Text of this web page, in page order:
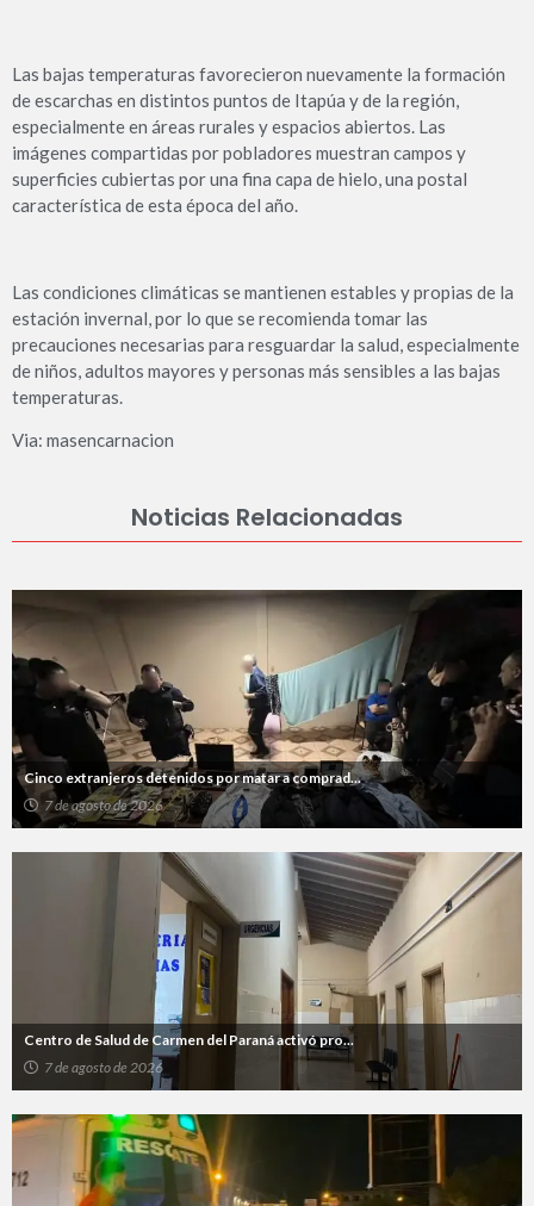
Las bajas temperaturas favorecieron nuevamente la formación
de escarchas en distintos puntos de Itapúa y de la región,
especialmente en áreas rurales y espacios abiertos. Las
imágenes compartidas por pobladores muestran campos y
superficies cubiertas por una fina capa de hielo, una postal
característica de esta época del año.
Las condiciones climáticas se mantienen estables y propias de la
estación invernal, por lo que se recomienda tomar las
precauciones necesarias para resguardar la salud, especialmente
de niños, adultos mayores y personas más sensibles a las bajas
temperaturas.
Via: masencarnacion
Noticias Relacionadas
Cinco extranjeros detenidos por matar a comprad...
7 de agosto de 2026
Centro de Salud de Carmen del Paraná activó pro...
7 de agosto de 2026